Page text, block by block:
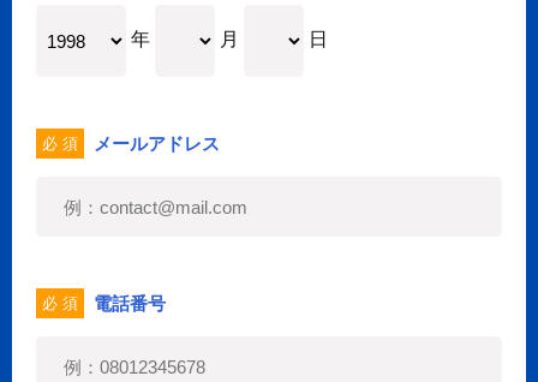
年 月 日
必 須 メールアドレス
必 須 電話番号